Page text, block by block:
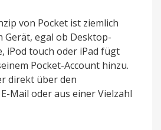
von Pocket ist ziemlich
Gerät, egal ob Desktop-
iPod touch oder iPad fügt
Pocket-Account hinzu.
direkt über den
Mail oder aus einer Vielzahl